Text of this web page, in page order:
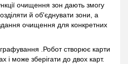
очищення зон дають змогу
й об'єднувати зони, а
очищення для конкретних
.Робот створює карти
і може зберігати до двох карт.